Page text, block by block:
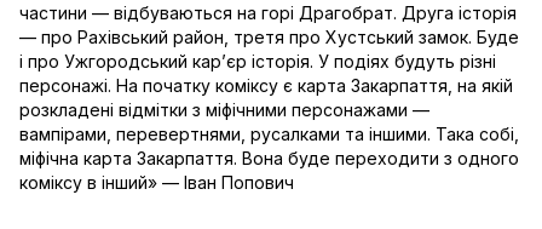
частини — відбуваються на горі Драгобрат. Друга історія
— про Рахівський район, третя про Хустський замок. Буде
і про Ужгородський кар’єр історія. У подіях будуть різні
персонажі. На початку коміксу є карта Закарпаття, на якій
розкладені відмітки з міфічними персонажами —
вампірами, перевертнями, русалками та іншими. Така собі,
міфічна карта Закарпаття. Вона буде переходити з одного
коміксу в інший» — Іван Попович